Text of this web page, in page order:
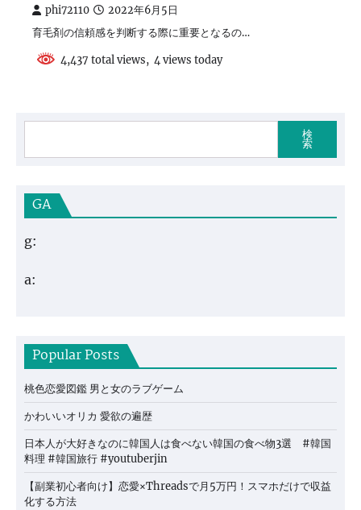
phi72110 2022年6月5日
育毛剤の信頼感を判断する際に重要となるの…
4,437 total views, 4 views today
検
索
GA
g:
a:
Popular Posts
桃色恋愛図鑑 男と女のラブゲーム
かわいいオリカ 愛欲の遍歴
日本人が大好きなのに韓国人は食べない韓国の食べ物3選 #韓国
料理 #韓国旅行 #youtuberjin
【副業初心者向け】恋愛×Threadsで月5万円！スマホだけで収益
化する方法